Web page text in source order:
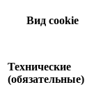
Вид cookie
Технические
(обязательные)